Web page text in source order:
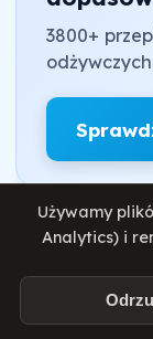
3800+
Ajvar
pieczywo
Używamy
Analytics) i